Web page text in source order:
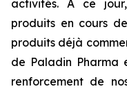
activités. À ce
produits en cours
produits déjà
de Paladin Pharma
renforcement de